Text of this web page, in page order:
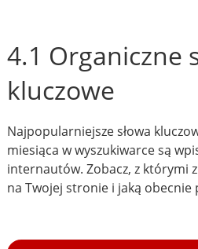
4.1 Organiczne
kluczowe
Najpopularniejsze słowa
miesiąca w wyszukiwarce są
internautów. Zobacz, z którymi
na Twojej stronie i jaką obecnie